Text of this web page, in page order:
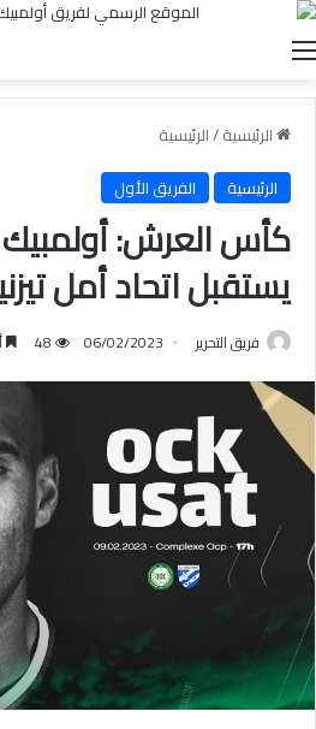
القائمة
الرئيسية/الرئيسية
الرئيسية
الفريق الأول
كأس العرش: أولمبيك
يستقبل اتحاد أمل
فريق التحرير 06/02/2023
48